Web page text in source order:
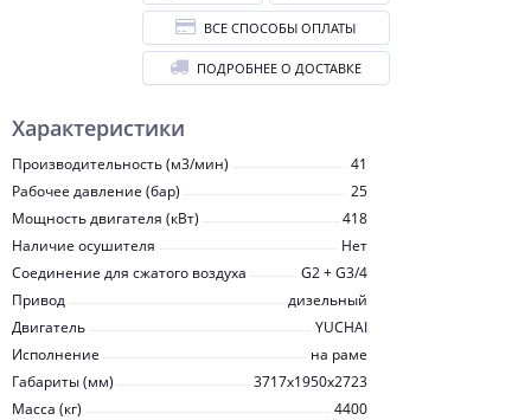
Характеристики
Производительность (м3/мин)
41
Рабочее давление (бар)
25
Мощность двигателя (кВт)
418
Наличие осушителя
Нет
Соединение для сжатого воздуха
G2 + G3/4
Привод
дизельный
Двигатель
YUCHAI
Исполнение
на раме
Габариты (мм)
3717x1950x2723
Масса (кг)
4400
ВСЕ СПОСОБЫ ОПЛАТЫ
ПОДРОБНЕЕ О ДОСТАВКЕ